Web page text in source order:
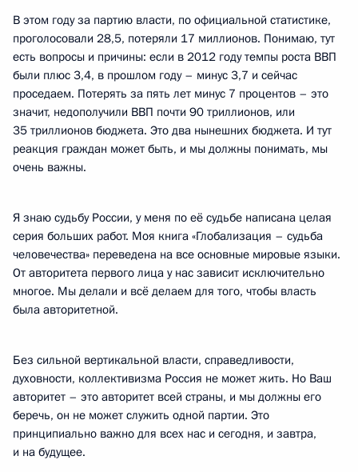
В этом году за партию власти, по официальной статистике,
проголосовали 28,5, потеряли 17 миллионов. Понимаю, тут
есть вопросы и причины: если в 2012 году темпы роста ВВП
были плюс 3,4, в прошлом году – минус 3,7 и сейчас
проседаем. Потерять за пять лет минус 7 процентов – это
значит, недополучили ВВП почти 90 триллионов, или
35 триллионов бюджета. Это два нынешних бюджета. И тут
реакция граждан может быть, и мы должны понимать, мы
очень важны.
Я знаю судьбу России, у меня по её судьбе написана целая
серия больших работ. Моя книга «Глобализация – судьба
человечества» переведена на все основные мировые языки.
От авторитета первого лица у нас зависит исключительно
многое. Мы делали и всё делаем для того, чтобы власть
была авторитетной.
Без сильной вертикальной власти, справедливости,
духовности, коллективизма Россия не может жить. Но Ваш
авторитет – это авторитет всей страны, и мы должны его
беречь, он не может служить одной партии. Это
принципиально важно для всех нас и сегодня, и завтра,
и на будущее.